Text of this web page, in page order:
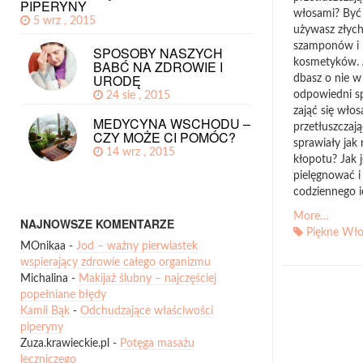
włosami?
używasz złych
szamponów i
kosmetyków.
dbasz o nie w
odpowiedni
zająć się
sprawiały jak
kłopotu? Jak
pielęgnować
codziennego
More…
Piękne
PIPERYNY
5 wrz , 2015
SPOSOBY NASZYCH
BABĆ NA ZDROWIE I
URODĘ
24 sie , 2015
MEDYCYNA WSCHODU –
CZY MOŻE CI POMÓC?
14 wrz , 2015
NAJNOWSZE KOMENTARZE
MOnikaa - Jod – ważny pierwiastek
wspierający zdrowie całego organizmu
Michalina - Makijaż ślubny – najczęściej
popełniane błędy
Kamil Bąk - Odchudzające właściwości
piperyny
Zuza.krawieckie.pl - Potęga masażu
leczniczego